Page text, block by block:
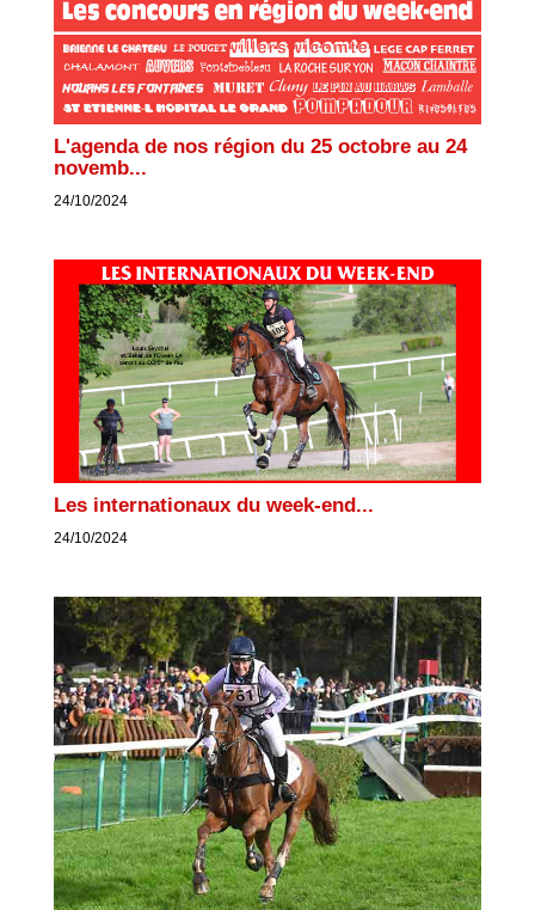
L'agenda de nos région du 25 octobre au 24
novemb...
24/10/2024
Les internationaux du week-end...
24/10/2024